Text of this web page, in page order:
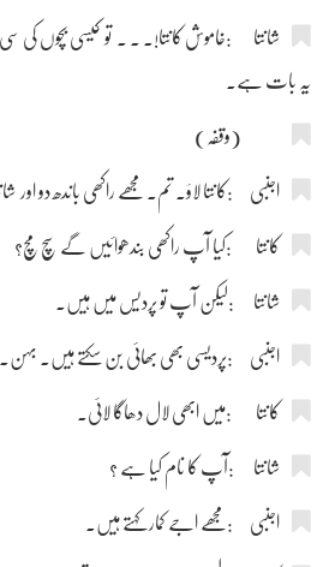
شانتا :خاموش کانتا!۔ ۔ ۔ تو کیسی بچوں کی
یہ بات ہے۔
(وقفہ)
اجنبی :کانتا لاؤ۔ تم۔ مجھے راکھی باندھ دو اور
کانتا :کیا آپ راکھی بندھوائیں گے سچ مچ؟
شانتا :لیکن آپ تو پردیس میں ہیں۔
اجنبی :پردیسی بھی بھائی بن سکتے ہیں۔ بہن۔
کانتا :میں ابھی لال دھاگا لائی۔
شانتا :آپ کا نام کیا ہے ؟
اجنبی :مجھے اجے کمار کہتے ہیں۔